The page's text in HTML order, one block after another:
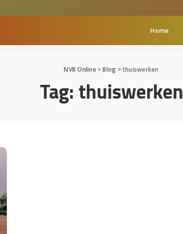
Home
NVB Online>Blog >thuiswerken
Tag:thuiswerken